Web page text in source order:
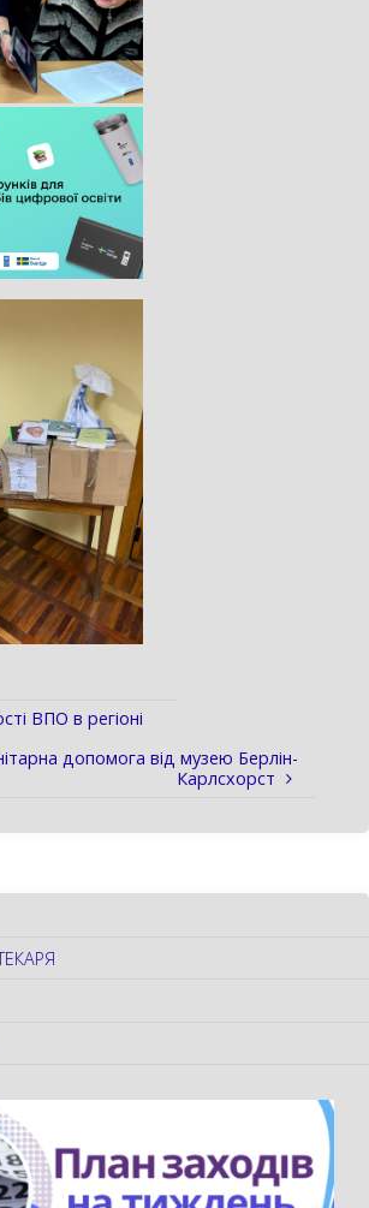
ВПО в регіоні
допомога від музею Берлін-
Карлсхорст